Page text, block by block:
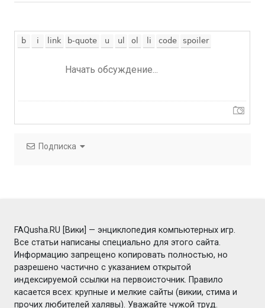
Подписка
FAQusha.RU [Вики] — энциклопедия компьютерных игр.
Все статьи написаны специально для этого сайта.
Информацию запрещено копировать полностью, но
разрешено частично с указанием открытой
индексируемой ссылки на первоисточник. Правило
касается всех: крупные и мелкие сайты (викии, стима и
прочих любителей халявы). Уважайте чужой труд.